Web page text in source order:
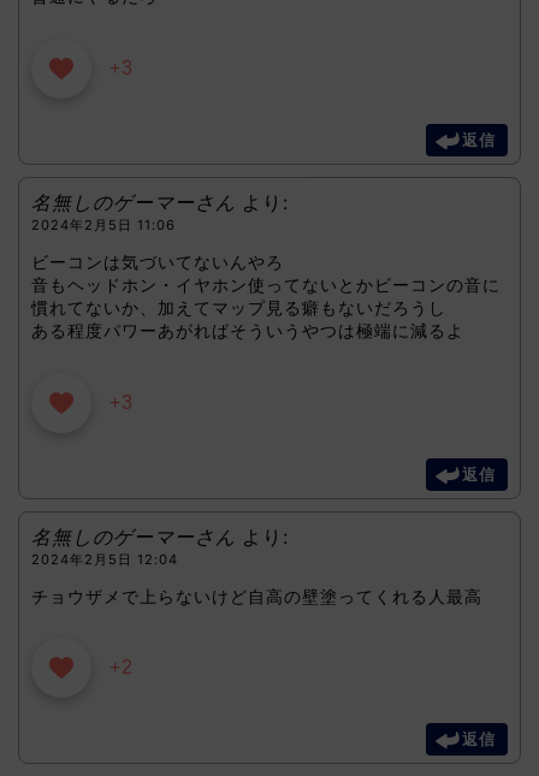
+3
返信
名無しのゲーマーさん より:
2024年2月5日 11:06
ビーコンは気づいてないんやろ
音もヘッドホン・イヤホン使ってないとかビーコンの音に
慣れてないか、加えてマップ見る癖もないだろうし
ある程度パワーあがればそういうやつは極端に減るよ
+3
返信
名無しのゲーマーさん より:
2024年2月5日 12:04
チョウザメで上らないけど自高の壁塗ってくれる人最高
+2
返信